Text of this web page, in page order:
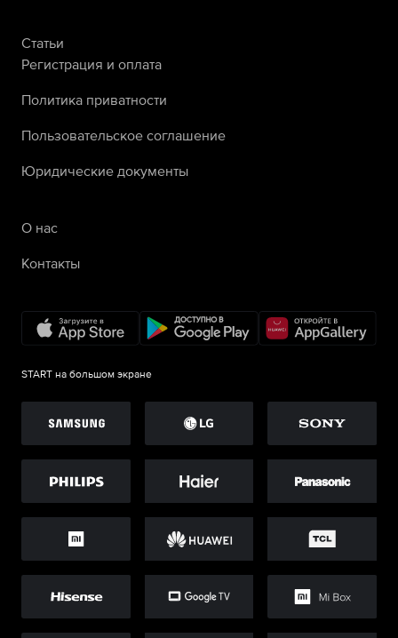
Статьи
Регистрация и оплата
Политика приватности
Пользовательское соглашение
Юридические документы
О нас
Контакты
START на большом экране